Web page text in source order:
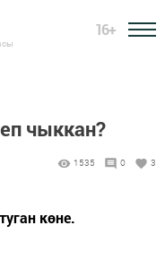
16+
чыккан?
1535 0 3
көне.